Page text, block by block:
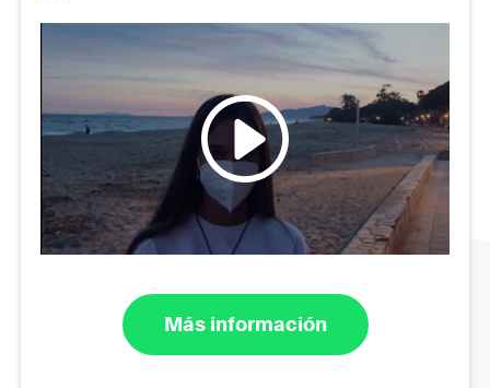
Más información